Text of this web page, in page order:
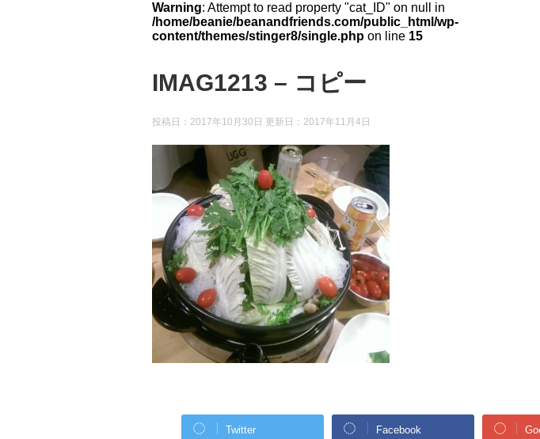
Warning: Attempt to read property "cat_ID" on null in
/home/beanie/beanandfriends.com/public_html/wp-
content/themes/stinger8/single.php on line 15
IMAG1213 – コピー
投稿日：2017年10月30日 更新日： 2017年11月4日
Twitter Facebook